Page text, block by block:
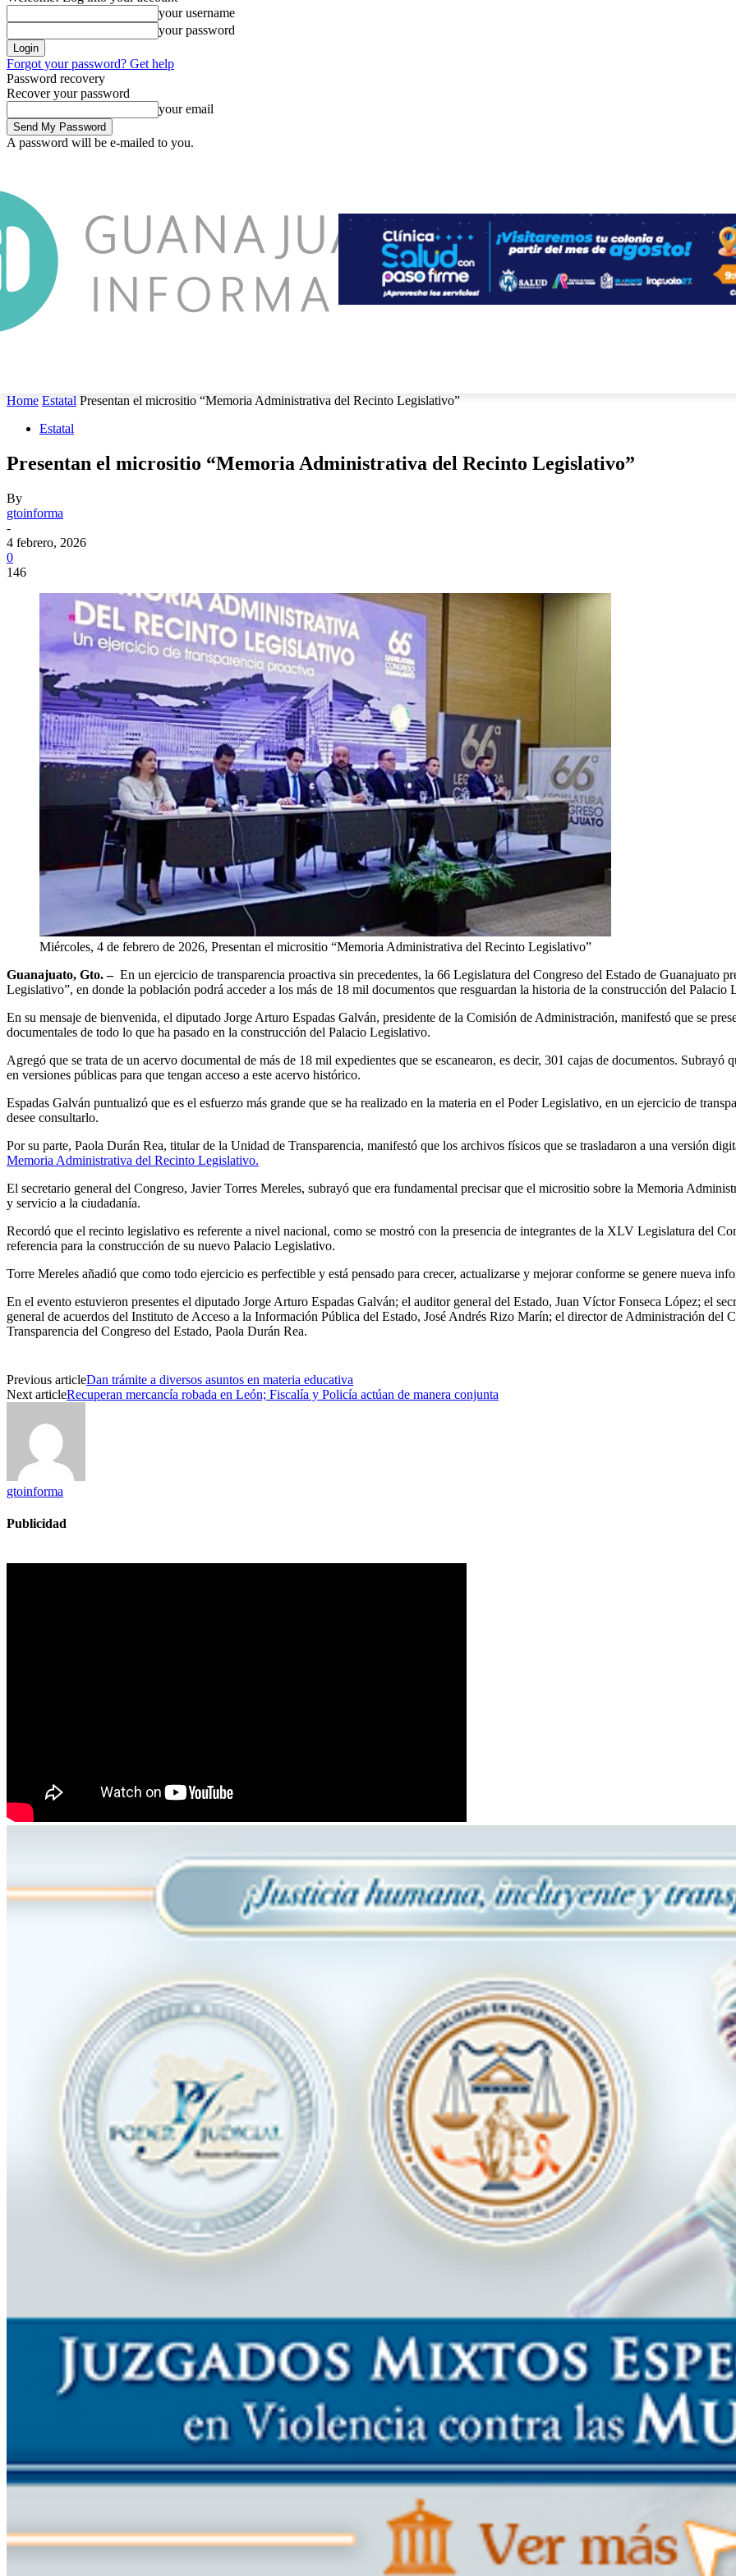
your username
your password
Forgot your password? Get help
Password recovery
Recover your password
your email
A password will be e-mailed to you.
Home Estatal Presentan el micrositio “Memoria Administrativa del Recinto Legislativo”
Estatal
Presentan el micrositio “Memoria Administrativa del Recinto Legislativo”
By
gtoinforma
-
4 febrero, 2026
0
146
Miércoles, 4 de febrero de 2026, Presentan el micrositio “Memoria Administrativa del Recinto Legislativo”
Guanajuato, Gto. – En un ejercicio de transparencia proactiva sin precedentes, la 66 Legislatura del Congreso del Estado de Guanajuato
Legislativo”, en donde la población podrá acceder a los más de 18 mil documentos que resguardan la historia de la construcción del Palacio
En su mensaje de bienvenida, el diputado Jorge Arturo Espadas Galván, presidente de la Comisión de Administración, manifestó que se
documentales de todo lo que ha pasado en la construcción del Palacio Legislativo.
Agregó que se trata de un acervo documental de más de 18 mil expedientes que se escanearon, es decir, 301 cajas de documentos. Subrayó
en versiones públicas para que tengan acceso a este acervo histórico.
Espadas Galván puntualizó que es el esfuerzo más grande que se ha realizado en la materia en el Poder Legislativo, en un ejercicio de
desee consultarlo.
Por su parte, Paola Durán Rea, titular de la Unidad de Transparencia, manifestó que los archivos físicos que se trasladaron a una versión
Memoria Administrativa del Recinto Legislativo.
El secretario general del Congreso, Javier Torres Mereles, subrayó que era fundamental precisar que el micrositio sobre la Memoria
y servicio a la ciudadanía.
Recordó que el recinto legislativo es referente a nivel nacional, como se mostró con la presencia de integrantes de la XLV Legislatura del
referencia para la construcción de su nuevo Palacio Legislativo.
Torre Mereles añadió que como todo ejercicio es perfectible y está pensado para crecer, actualizarse y mejorar conforme se genere nueva
En el evento estuvieron presentes el diputado Jorge Arturo Espadas Galván; el auditor general del Estado, Juan Víctor Fonseca López; el
general de acuerdos del Instituto de Acceso a la Información Pública del Estado, José Andrés Rizo Marín; el director de Administración del
Transparencia del Congreso del Estado, Paola Durán Rea.
Previous articleDan trámite a diversos asuntos en materia educativa
Next articleRecuperan mercancía robada en León; Fiscalía y Policía actúan de manera conjunta
gtoinforma
Publicidad